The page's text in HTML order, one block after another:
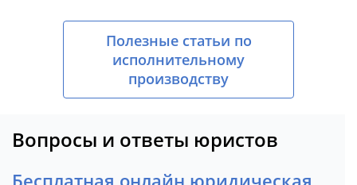
Полезные статьи по
исполнительному
производству
Вопросы и ответы юристов